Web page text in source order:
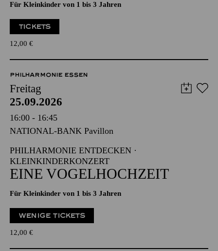
Für Kleinkinder von 1 bis 3 Jahren
TICKETS
12,00 €
PHILHARMONIE ESSEN
Freitag
25.09.2026
16:00 - 16:45
NATIONAL-BANK Pavillon
PHILHARMONIE ENTDECKEN ·
KLEINKINDERKONZERT
EINE VOGELHOCHZEIT
Für Kleinkinder von 1 bis 3 Jahren
WENIGE TICKETS
12,00 €